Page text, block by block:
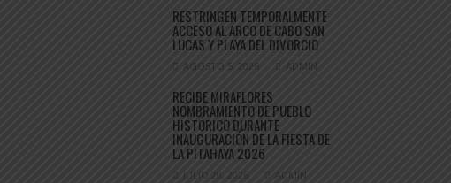
RESTRINGEN TEMPORALMENTE
ACCESO AL ARCO DE CABO SAN
LUCAS Y PLAYA DEL DIVORCIO
AGOSTO 5, 2026 ADMIN
RECIBE MIRAFLORES
NOMBRAMIENTO DE PUEBLO
HISTÓRICO DURANTE
INAUGURACIÓN DE LA FIESTA DE
LA PITAHAYA 2026
JULIO 20, 2026 ADMIN